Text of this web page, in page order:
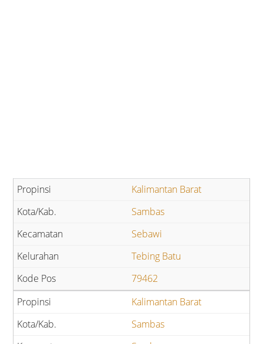
Kalimantan Barat
Sambas
Sebawi
Tebing Batu
79462
Kalimantan Barat
Sambas